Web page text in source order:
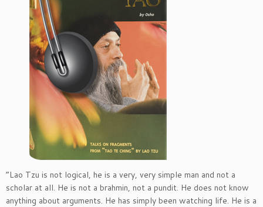
“Lao Tzu is not logical, he is a very, very simple man and not a
scholar at all. He is not a brahmin, not a pundit. He does not know
anything about arguments. He has simply been watching life. He is a